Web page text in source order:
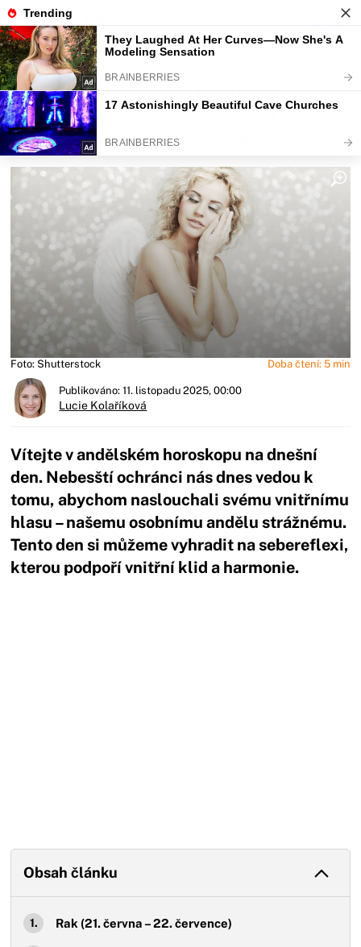
Fajntip.cz Horoskopy a zvěrokruhy
Andělská poselství na úterý:
Naslouchání vnitřnímu hlasu
přinese mír do vašeho srdce
Foto: Shutterstock Doba čtení: 5 min
Publikováno: 11. listopadu 2025, 00:00
Lucie Kolaříková
Vítejte v andělském horoskopu na dnešní
den. Nebesští ochránci nás dnes vedou k
tomu, abychom naslouchali svému vnitřnímu
hlasu – našemu osobnímu andělu strážnému.
Tento den si můžeme vyhradit na sebereflexi,
kterou podpoří vnitřní klid a harmonie.
Obsah článku
Rak (21. června – 22. července)